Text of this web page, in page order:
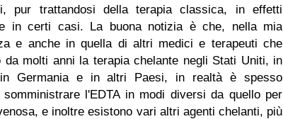
pur trattandosi della terapia classica, in effetti
in certi casi. La buona notizia è che, nella mia
e anche in quella di altri medici e terapeuti che
da molti anni la terapia chelante negli Stati Uniti, in
Germania e in altri Paesi, in realtà è spesso
somministrare l'EDTA in modi diversi da quello per
e inoltre esistono vari altri agenti chelanti, più